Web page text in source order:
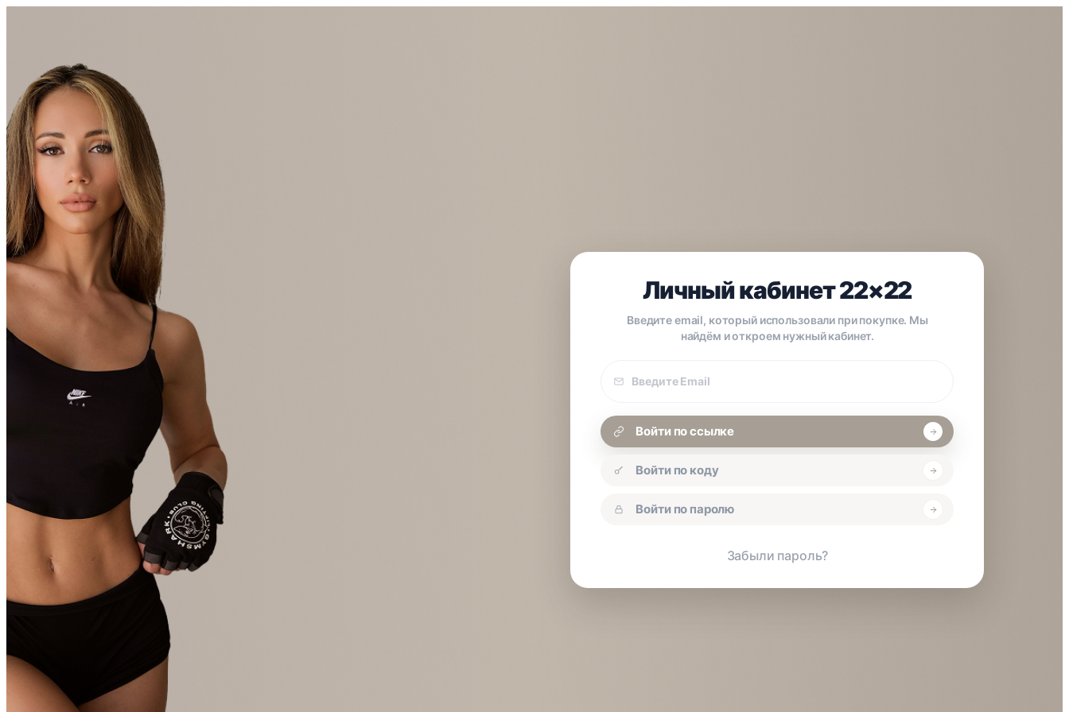
Личный кабинет 22×22
Введите email, который использовали при покупке. Мы
найдём и откроем нужный кабинет.
покупки
Войти по ссылке
Войти по коду
Войти по паролю
Забыли пароль?